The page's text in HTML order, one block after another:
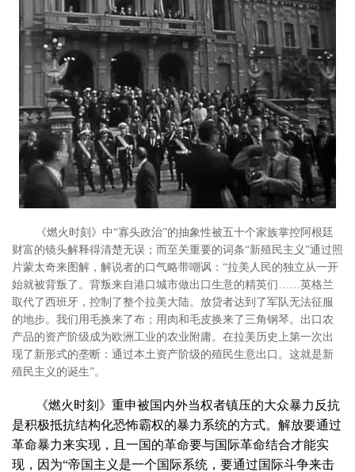
《燃火时刻》中“寡头政治”的抽象性被五十个家族掌控阿根廷
财富的镜头解释得清楚无误；而至关重要的词条“新殖民主义”通过照
片蒙太奇来图解，解说者的口气略带嘲讽：“拉美人民的独立从一开
始就被背叛了。背叛来自港口城市做出口生意的精英们……英格兰
取代了西班牙，控制了整个拉美大陆。放贷者达到了军队无法征服
的地步。我们用毛换来了布；用肉和毛皮换来了三角钢琴。出口农
产品的资产阶级成为欧洲工业的农业附庸。在拉美历史上第一次出
现了新形式的垄断：通过本土资产阶级的殖民生意出口。这就是新
殖民主义的诞生”。
《燃火时刻》重申被国内外当权者镇压的大众暴力反抗
是积极抵抗结构化恐怖霸权的暴力系统的方式。解放要通过
革命暴力来实现，且一国的革命要与国际革命结合才能实
现，因为“帝国主义是一个国际系统，要通过国际斗争来击